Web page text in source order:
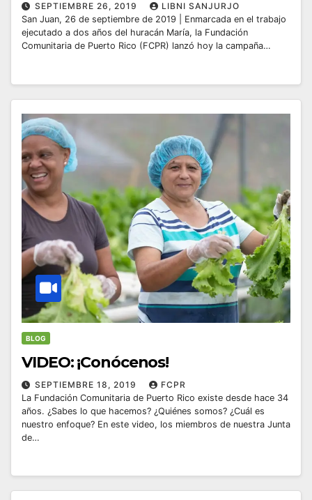
SEPTIEMBRE 26, 2019
LIBNI SANJURJO
San Juan, 26 de septiembre de 2019 | Enmarcada en el trabajo
ejecutado a dos años del huracán María, la Fundación
Comunitaria de Puerto Rico (FCPR) lanzó hoy la campaña…
BLOG
VIDEO: ¡Conócenos!
SEPTIEMBRE 18, 2019
FCPR
La Fundación Comunitaria de Puerto Rico existe desde hace 34
años. ¿Sabes lo que hacemos? ¿Quiénes somos? ¿Cuál es
nuestro enfoque? En este video, los miembros de nuestra Junta
de…